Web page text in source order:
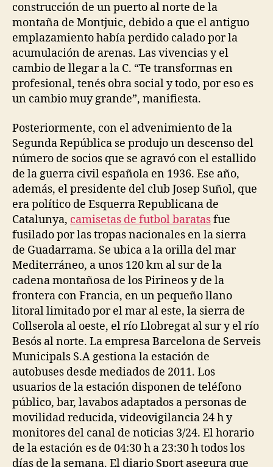
construcción de un puerto al norte de la
montaña de Montjuic, debido a que el antiguo
emplazamiento había perdido calado por la
acumulación de arenas. Las vivencias y el
cambio de llegar a la C. “Te transformas en
profesional, tenés obra social y todo, por eso es
un cambio muy grande”, manifiesta.
Posteriormente, con el advenimiento de la
Segunda República se produjo un descenso del
número de socios que se agravó con el estallido
de la guerra civil española en 1936. Ese año,
además, el presidente del club Josep Suñol, que
era político de Esquerra Republicana de
Catalunya, camisetas de futbol baratasfue
fusilado por las tropas nacionales en la sierra
de Guadarrama. Se ubica a la orilla del mar
Mediterráneo, a unos 120 km al sur de la
cadena montañosa de los Pirineos y de la
frontera con Francia, en un pequeño llano
litoral limitado por el mar al este, la sierra de
Collserola al oeste, el río Llobregat al sur y el río
Besós al norte. La empresa Barcelona de Serveis
Municipals S.A gestiona la estación de
autobuses desde mediados de 2011. Los
usuarios de la estación disponen de teléfono
público, bar, lavabos adaptados a personas de
movilidad reducida, videovigilancia 24 h y
monitores del canal de noticias 3/24. El horario
de la estación es de 04:30 h a 23:30 h todos los
días de la semana. El diario Sport asegura que